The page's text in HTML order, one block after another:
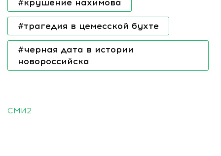
#крушение нахимова
#трагедия в цемесской бухте
#черная дата в истории
новороссийска
СМИ2